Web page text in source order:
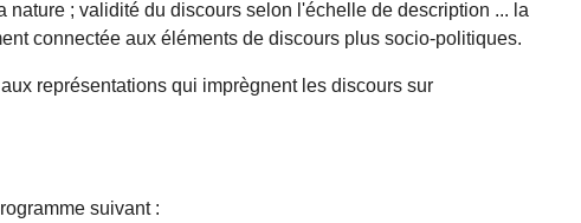
; validité du discours selon l'échelle de description ... la
connectée aux éléments de discours plus socio-politiques.
représentations qui imprègnent les discours sur
suivant :